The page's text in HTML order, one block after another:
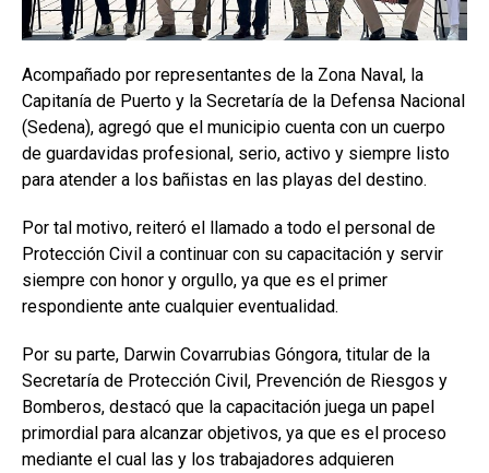
Acompañado por representantes de la Zona Naval, la
Capitanía de Puerto y la Secretaría de la Defensa Nacional
(Sedena), agregó que el municipio cuenta con un cuerpo
de guardavidas profesional, serio, activo y siempre listo
para atender a los bañistas en las playas del destino.
Por tal motivo, reiteró el llamado a todo el personal de
Protección Civil a continuar con su capacitación y servir
siempre con honor y orgullo, ya que es el primer
respondiente ante cualquier eventualidad.
Por su parte, Darwin Covarrubias Góngora, titular de la
Secretaría de Protección Civil, Prevención de Riesgos y
Bomberos, destacó que la capacitación juega un papel
primordial para alcanzar objetivos, ya que es el proceso
mediante el cual las y los trabajadores adquieren